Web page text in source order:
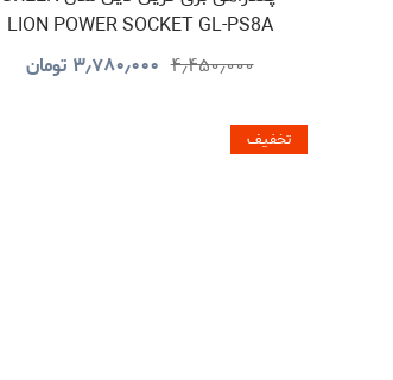
LION POWER SOCKET GL-PS8A
GNPS7UPDUKBK۴٫۴۵۰٫۰۰۰ ۳٫۷۸۰٫۰۰۰ تومان
تخفیف